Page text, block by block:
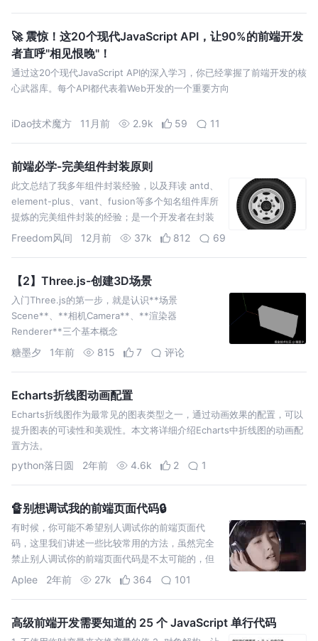
🚀 震惊！这20个现代JavaScript API，让90%的前端开发
者直呼"相见恨晚"！
通过这20个现代JavaScript API的深入学习，你已经掌握了前端开发的核
心武器库。每个API都代表着Web开发的一个重要方向
iDao技术魔方 11月前 2.9k 59 11
前端必学-完美组件封装原则
此文总结了我多年组件封装经验，以及拜读 antd、
element-plus、vant、fusion等多个知名组件库所
提炼的完美组件封装的经验；是一个开发者在封装
项目组件，公共组件等场景时非常有必要遵循
Freedom风间 12月前 37k 812 69
【2】Three.js-创建3D场景
入门Three.js的第一步，就是认识**场景
Scene**、**相机Camera**、**渲染器
Renderer**三个基本概念
糖墨夕 1年前 815 7 评论
Echarts折线图动画配置
Echarts折线图作为最常见的图表类型之一，通过动画效果的配置，可以
提升图表的可读性和美观性。本文将详细介绍Echarts中折线图的动画配
置方法。
python落日圆 2年前 4.6k 2 1
🔏别想调试我的前端页面代码🔒
有时候，你可能不希望别人调试你的前端页面代
码，这里我们讲述一些比较常用的方法，虽然完全
禁止别人调试你的前端页面代码是不太可能的，但
你可以采取一些措施来增加调试的难度。
Aplee 2年前 27k 364 101
高级前端开发需要知道的 25 个 JavaScript 单行代码